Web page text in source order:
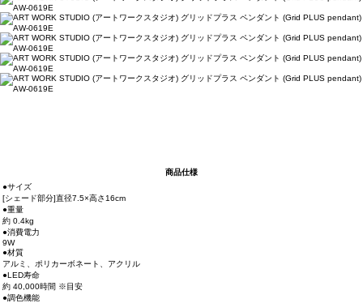
商品仕様
●サイズ
[シェード部分]直径7.5×高さ16cm
●重量
約 0.4kg
●消費電力
9W
●材質
アルミ、ポリカーボネート、アクリル
●LED寿命
約 40,000時間 ※目安
●調色機能